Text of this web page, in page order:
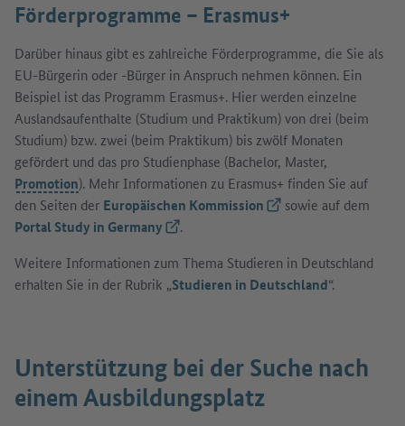
Förderprogramme – Erasmus+
Darüber hinaus gibt es zahlreiche Förderprogramme, die Sie als
EU-Bürgerin oder -Bürger in Anspruch nehmen können. Ein
Beispiel ist das Programm Erasmus+. Hier werden einzelne
Auslandsaufenthalte (Studium und Praktikum) von drei (beim
Studium) bzw. zwei (beim Praktikum) bis zwölf Monaten
gefördert und das pro Studienphase (Bachelor, Master,
Promotion). Mehr Informationen zu Erasmus+ finden Sie auf
den Seiten der Europäischen Kommission(Externer Link)
sowie auf dem
Portal Study in Germany(Externer Link)
.
Weitere Informationen zum Thema Studieren in Deutschland
erhalten Sie in der Rubrik „Studieren in Deutschland“.
Unterstützung bei der Suche nach
einem Ausbildungsplatz